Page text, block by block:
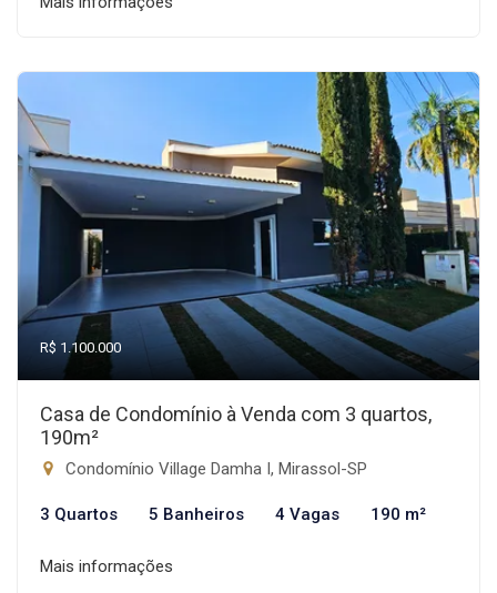
R$ 1.100.000
Casa de Condomínio à Venda com 3 quartos,
190m²
Condomínio Village Damha I, Mirassol-SP
3 Quartos 5 Banheiros 4 Vagas 190 m²
Mais informações